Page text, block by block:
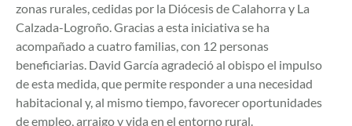
zonas rurales, cedidas por la Diócesis de Calahorra y La
Calzada-Logroño. Gracias a esta iniciativa se ha
acompañado a cuatro familias, con 12 personas
beneficiarias. David García agradeció al obispo el impulso
de esta medida, que permite responder a una necesidad
habitacional y, al mismo tiempo, favorecer oportunidades
de empleo, arraigo y vida en el entorno rural.